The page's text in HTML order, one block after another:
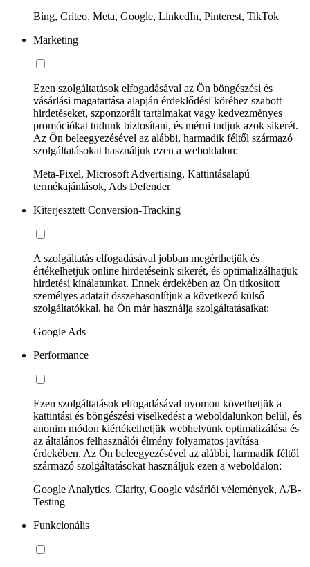
Bing, Criteo, Meta, Google, LinkedIn, Pinterest, TikTok
Marketing
Ezen szolgáltatások elfogadásával az Ön böngészési és
vásárlási magatartása alapján érdeklődési köréhez szabott
hirdetéseket, szponzorált tartalmakat vagy kedvezményes
promóciókat tudunk biztosítani, és mérni tudjuk azok sikerét.
Az Ön beleegyezésével az alábbi, harmadik féltől származó
szolgáltatásokat használjuk ezen a weboldalon:
Meta-Pixel, Microsoft Advertising, Kattintásalapú
termékajánlások, Ads Defender
Kiterjesztett Conversion-Tracking
A szolgáltatás elfogadásával jobban megérthetjük és
értékelhetjük online hirdetéseink sikerét, és optimalizálhatjuk
hirdetési kínálatunkat. Ennek érdekében az Ön titkosított
személyes adatait összehasonlítjuk a következő külső
szolgáltatókkal, ha Ön már használja szolgáltatásaikat:
Google Ads
Performance
Ezen szolgáltatások elfogadásával nyomon követhetjük a
kattintási és böngészési viselkedést a weboldalunkon belül, és
anonim módon kiértékelhetjük webhelyünk optimalizálása és
az általános felhasználói élmény folyamatos javítása
érdekében. Az Ön beleegyezésével az alábbi, harmadik féltől
származó szolgáltatásokat használjuk ezen a weboldalon:
Google Analytics, Clarity, Google vásárlói vélemények, A/B-
Testing
Funkcionális